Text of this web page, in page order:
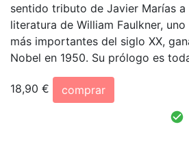
sentido tributo de Javier Marías
literatura de William Faulkner,
más importantes del siglo XX,
Nobel en 1950. Su prólogo es
18,90 €
comprar